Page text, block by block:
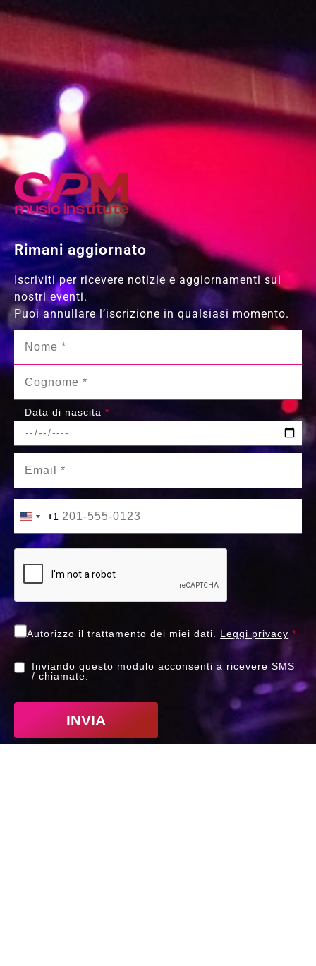
Rimani aggiornato
Iscriviti per ricevere notizie e aggiornamenti sui
nostri eventi.
Puoi annullare l’iscrizione in qualsiasi momento.
Data di nascita *
United States +1
+1
United States +1
+1
Autorizzo il trattamento dei miei dati. Leggi privacy *
Inviando questo modulo acconsenti a ricevere SMS
/ chiamate.
INVIA